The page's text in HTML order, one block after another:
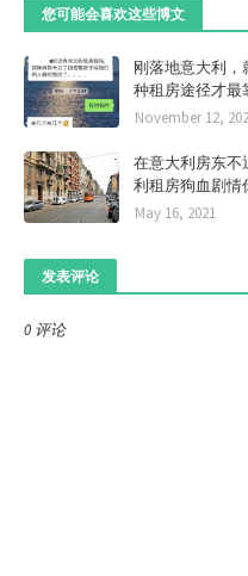
您可能会喜欢这些博文
刚落地意大利，
种租房途径才最
November 12,
在意大利房东不
利租房狗血剧情
May 16, 2021
发表评论
0 评论